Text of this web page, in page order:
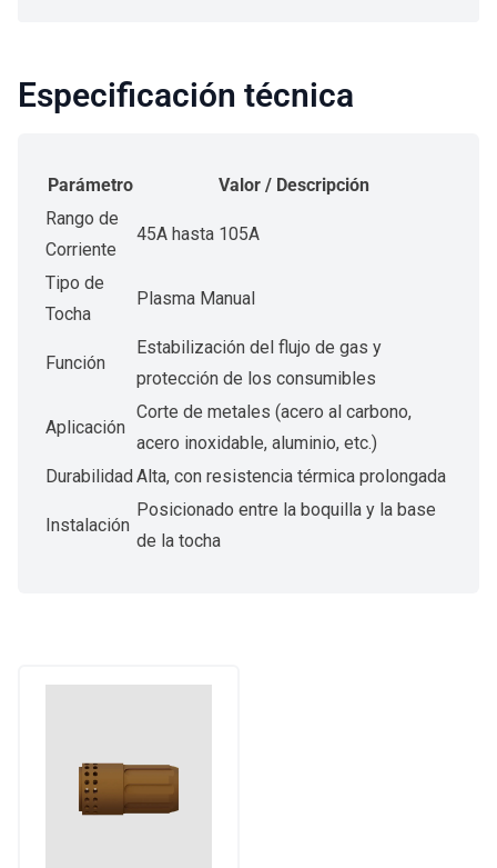
Especificación técnica
Parámetro
Valor / Descripción
Rango de
Corriente
45A hasta 105A
Tipo de
Tocha
Plasma Manual
Función
Estabilización del flujo de gas y
protección de los consumibles
Aplicación
Corte de metales (acero al carbono,
acero inoxidable, aluminio, etc.)
Durabilidad Alta, con resistencia térmica prolongada
Instalación
Posicionado entre la boquilla y la base
de la tocha